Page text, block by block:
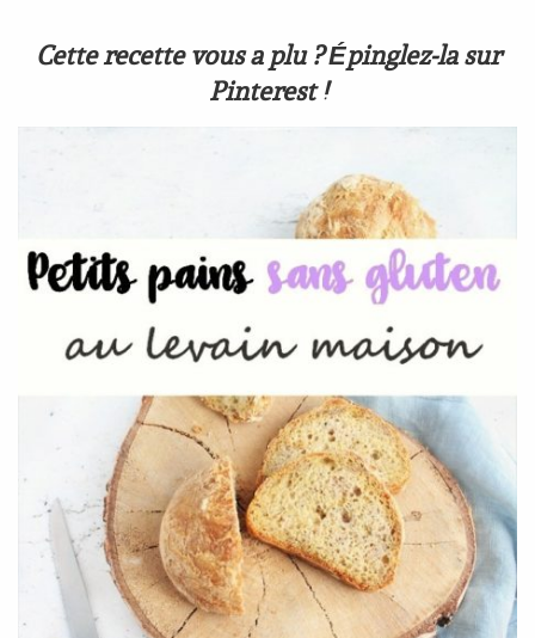
Cette recette vous a plu ? Épinglez-la sur
Pinterest !